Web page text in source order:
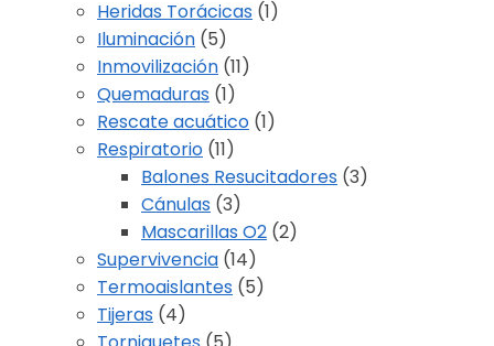
Heridas Torácicas (1)
Iluminación (5)
Inmovilización (11)
Quemaduras (1)
Rescate acuático (1)
Respiratorio (11)
Balones Resucitadores (3)
Cánulas (3)
Mascarillas O2 (2)
Supervivencia (14)
Termoaislantes (5)
Tijeras (4)